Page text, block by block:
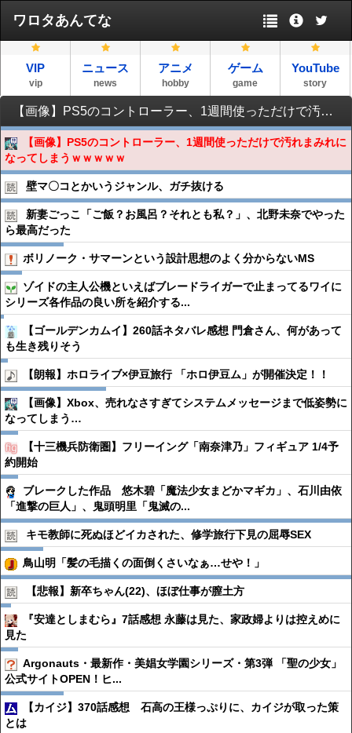
ワロタあんてな
VIP
vip
ニュース
news
アニメ
hobby
ゲーム
game
YouTube
story
【画像】PS5のコントローラー、1週間使っただけで汚れまみれになってしまうｗｗｗｗｗ
【画像】PS5のコントローラー、1週間使っただけで汚れまみれに
なってしまうｗｗｗｗｗ
壁マ〇コとかいうジャンル、ガチ抜ける
新妻ごっこ「ご飯？お風呂？それとも私？」、北野未奈でやった
ら最高だった
ボリノーク・サマーンという設計思想のよく分からないMS
ゾイドの主人公機といえばブレードライガーで止まってるワイに
シリーズ各作品の良い所を紹介する...
【ゴールデンカムイ】260話ネタバレ感想 門倉さん、何があって
も生き残りそう
【朗報】ホロライブ×伊豆旅行 「ホロ伊豆ム」が開催決定！！
【画像】Xbox、売れなさすぎてシステムメッセージまで低姿勢に
なってしまう…
【十三機兵防衛圏】フリーイング「南奈津乃」フィギュア 1/4予
約開始
ブレークした作品 悠木碧「魔法少女まどかマギカ」、石川由依
「進撃の巨人」、鬼頭明里「鬼滅の...
キモ教師に死ぬほどイカされた、修学旅行下見の屈辱SEX
鳥山明「髪の毛描くの面倒くさいなぁ…せや！」
【悲報】新卒ちゃん(22)、ほぼ仕事が膣土方
『安達としまむら』7話感想 永藤は見た、家政婦よりは控えめに
見た
Argonauts・最新作・美娼女学園シリーズ・第3弾 「聖の少女」
公式サイトOPEN！ヒ...
【カイジ】370話感想 石高の王様っぷりに、カイジが取った策
とは